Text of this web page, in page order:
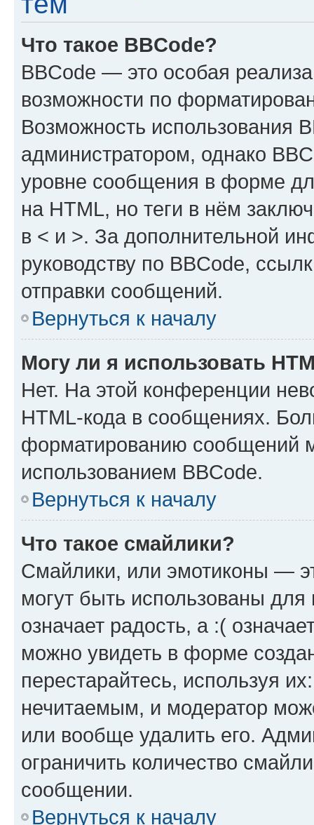
Что такое BBCode?
BBCode — это особая
возможности по
Возможность использования
администратором, однако
уровне сообщения в форме
на HTML, но теги в нём
в < и >. За дополнительной
руководству по BBCode,
отправки сообщений.
Вернуться к началу
Могу ли я использовать
Нет. На этой конференции
HTML-кода в сообщениях.
форматированию сообщений
использованием BBCode.
Вернуться к началу
Что такое смайлики?
Смайлики, или эмотиконы —
могут быть использованы
означает радость, а :(
можно увидеть в форме
перестарайтесь, используя
нечитаемым, и модератор
или вообще удалить его.
ограничить количество
сообщении.
Вернуться к началу